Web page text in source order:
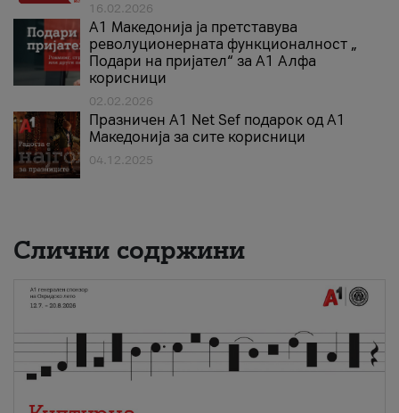
16.02.2026
А1 Македонија ја претставува
револуционерната функционалност „
Подари на пријател“ за А1 Алфа
корисници
02.02.2026
Празничен A1 Net Sеf подарок од А1
Македонија за сите корисници
04.12.2025
Слични содржини